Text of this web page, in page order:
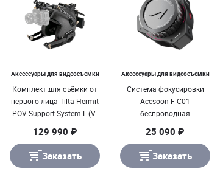
Аксессуары для видеосъемки
Комплект для съёмки от
первого лица Tilta Hermit
POV Support System L (V-
129 990 ₽
Заказать
Аксессуары для видеосъемки
Система фокусировки
Accsoon F-C01
беспроводная
25 090 ₽
Заказать